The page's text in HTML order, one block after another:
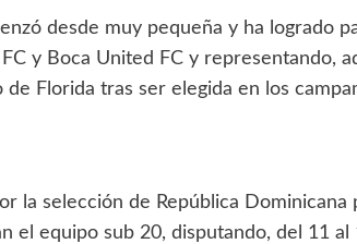
desde muy pequeña y ha logrado
y Boca United FC y representando,
de Florida tras ser elegida en los
la selección de República
el equipo sub 20, disputando, del 11